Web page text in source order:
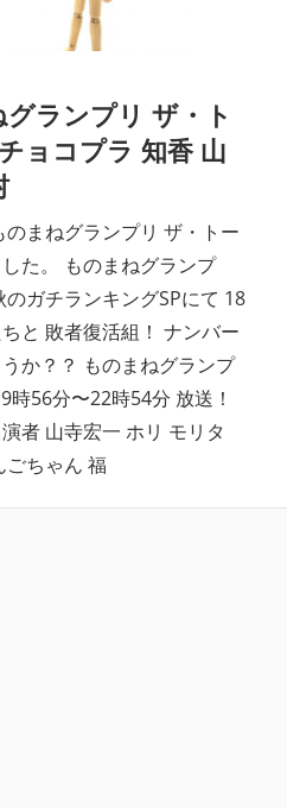
ランプリ ザ・ト
ョコプラ 知香 山
まねグランプリ ザ・トー
た。 ものまねグランプ
ガチランキングSPにて 18
と 敗者復活組！ ナンバー
か？？ ものまねグランプ
56分〜22時54分 放送！
者 山寺宏一 ホリ モリタ
ごちゃん 福